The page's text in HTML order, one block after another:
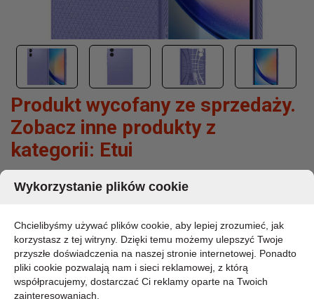
Produkt wycofany ze sprzedaży.
Zobacz inne produkty z
kategorii: Etui
SPIGEN LIQUID AIR - ETUI DO SAMSUNG
SPIGEN
KOD PRODUKTU:
ACS06104
DOSTĘPNOŚĆ:
CHWILOWO BRAK - PROSZĘ PYTAĆ
Wykorzystanie plików cookie
Chcielibyśmy używać plików cookie, aby lepiej zrozumieć, jak
korzystasz z tej witryny. Dzięki temu możemy ulepszyć Twoje
przyszłe doświadczenia na naszej stronie internetowej. Ponadto
pliki cookie pozwalają nam i sieci reklamowej, z którą
współpracujemy, dostarczać Ci reklamy oparte na Twoich
zainteresowaniach.